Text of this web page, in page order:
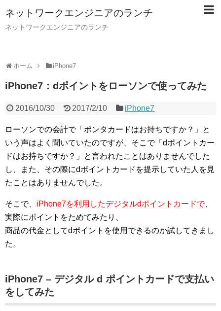
ネットワークエンジニアのランチ
ネットワークエンジニアのランチ
ホーム iPhone7
iPhone7：dポイントをローソンで使ってみた
2016/10/30 2017/2/10 iPhone7
ローソンでの会計で「ポンタカードはお持ちですか？」と
いう声はよく聞いていたのですが、そこで「dポイントカー
ドはお持ちですか？」と言われたことはありませんでした
し、また、その際にdポイントカードを提示していた人を見
たことはありませんでした。
そこで、 iPhone7を利用したデジタルdポイントカードで、
実際にポイントをためてみたり、
商品の代金としてdポイントを使用できるのか試してきまし
た。
iPhone7 – デジタル d ポイントカードで支払い
をしてみた